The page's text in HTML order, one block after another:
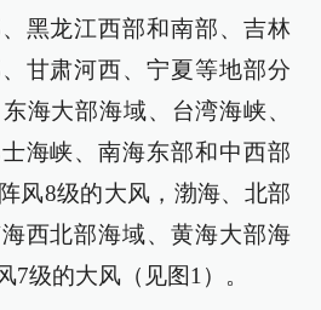
黑龙江西部和南部、吉林
甘肃河西、宁夏等地部分
海大部海域、台湾海峡、
海峡、南海东部和中西部
风8级的大风，渤海、北部
西北部海域、黄海大部海
7级的大风（见图1）。